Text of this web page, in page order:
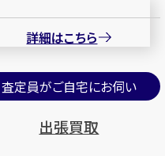
詳細はこちら
査定員がご自宅にお伺い
出張買取